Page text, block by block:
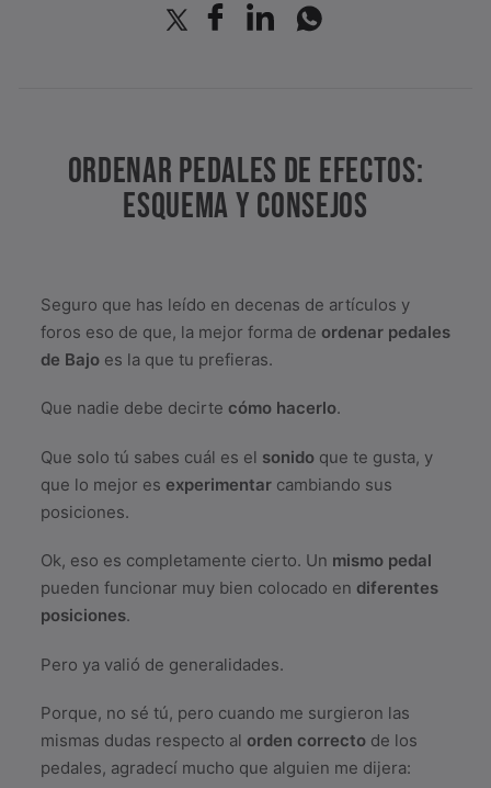
ORDENAR PEDALES DE EFECTOS:
ESQUEMA Y CONSEJOS
Seguro que has leído en decenas de artículos y
foros eso de que, la mejor forma de ordenar pedales
de Bajo es la que tu prefieras.
Que nadie debe decirte cómo hacerlo.
Que solo tú sabes cuál es el sonido que te gusta, y
que lo mejor es experimentar cambiando sus
posiciones.
Ok, eso es completamente cierto. Un mismo pedal
pueden funcionar muy bien colocado en diferentes
posiciones.
Pero ya valió de generalidades.
Porque, no sé tú, pero cuando me surgieron las
mismas dudas respecto al orden correcto de los
pedales, agradecí mucho que alguien me dijera: